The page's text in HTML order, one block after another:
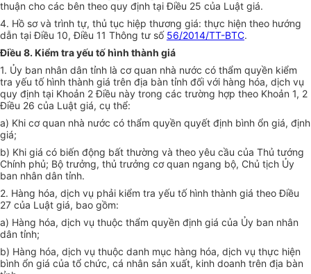
thuận cho các bên theo quy định tại Điều 25 của Luật giá.
4. Hồ sơ và trình tự, thủ tục hiệp thương giá: thực hiện theo hướng
dẫn tại Điều 10, Điều 11 Thông tư số 56/2014/TT-BTC.
Điều 8. Kiểm tra yếu tố hình thành giá
1. Ủy ban nhân dân tỉnh là cơ quan nhà nước có thẩm quyền kiểm
tra yếu tố hình thành giá trên địa bàn tỉnh đối với hàng hóa, dịch vụ
quy định tại Khoản 2 Điều này trong các trường hợp theo Khoản 1, 2
Điều 26 của Luật giá, cụ thể:
a) Khi cơ quan nhà nước có thẩm quyền quyết định bình ổn giá, định
giá;
b) Khi giá có biến động bất thường và theo yêu cầu của Thủ tướng
Chính phủ; Bộ trưởng, thủ trưởng cơ quan ngang bộ, Chủ tịch Ủy
ban nhân dân tỉnh.
2. Hàng hóa, dịch vụ phải kiểm tra yếu tố hình thành giá theo Điều
27 của Luật giá, bao gồm:
a) Hàng hóa, dịch vụ thuộc thẩm quyền định giá của Ủy ban nhân
dân tỉnh;
b) Hàng hóa, dịch vụ thuộc danh mục hàng hóa, dịch vụ thực hiện
bình ổn giá của tổ chức, cá nhân sản xuất, kinh doanh trên địa bàn